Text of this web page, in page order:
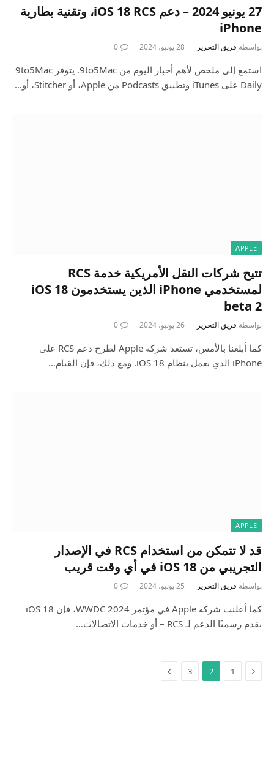
27 يونيو 2024 – دعم iOS 18 RCS، وتقنية بطارية
iPhone
بواسطة فريق التحرير 28 يونيو، 2024 0
استمع إلى ملخص لأهم أخبار اليوم من 9to5Mac. يتوفر 9to5Mac
Daily على iTunes وتطبيق Podcasts من Apple، أو Stitcher، أو…
APPLE
تتيح شركات النقل الأمريكية خدمة RCS
لمستخدمي iPhone الذين يستخدمون iOS 18
beta 2
بواسطة فريق التحرير 26 يونيو، 2024 0
كما أبلغنا بالأمس، تستعد شركة Apple لطرح دعم RCS على
iPhone الذي يعمل بنظام iOS 18. ومع ذلك، فإن القيام…
APPLE
قد لا تتمكن من استخدام RCS في الإصدار
التجريبي من iOS 18 في أي وقت قريب
بواسطة فريق التحرير 25 يونيو، 2024 0
كما أعلنت شركة Apple في مؤتمر WWDC 2024، فإن iOS 18
يقدم رسميًا الدعم لـ RCS – أو خدمات الاتصالات…
1
2
3